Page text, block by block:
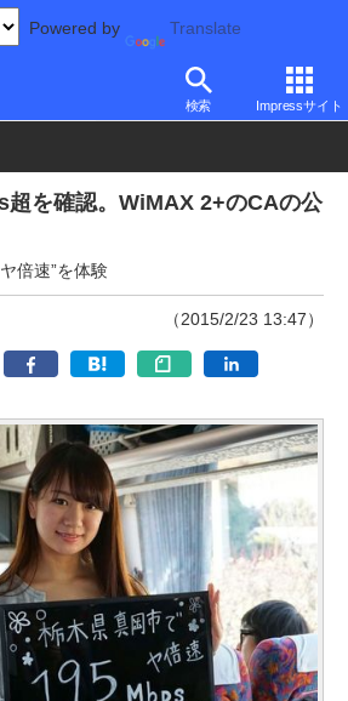
Powered by Translate
検索 Impressサイト
超を確認。WiMAX 2+のCAの公
倍速”を体験
（2015/2/23 13:47）